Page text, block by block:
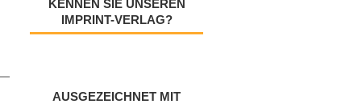
KENNEN SIE UNSEREN
IMPRINT-VERLAG?
AUSGEZEICHNET MIT